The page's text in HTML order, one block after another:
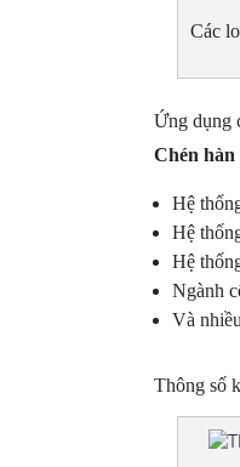
Các
Ứng dụng
Chén hàn
Hệ
Hệ
Hệ
Ngành
Và
Thông số